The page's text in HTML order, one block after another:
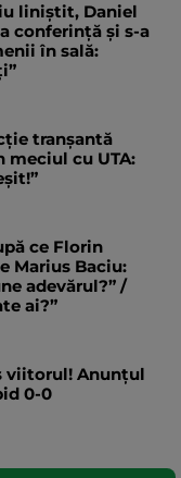
liniștit, Daniel
conferință și s-a
în sală:
tranșantă
meciul cu UTA:
ce Florin
Marius Baciu:
adevărul?” /
ai?”
viitorul! Anunțul
0-0